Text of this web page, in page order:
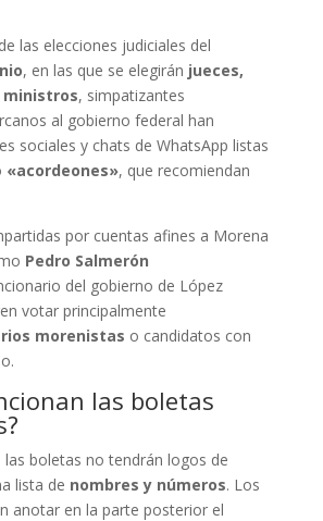
las elecciones judiciales del
, en las que se elegirán jueces,
, simpatizantes
al gobierno federal han
sociales y chats de WhatsApp listas
«acordeones», que recomiendan
por cuentas afines a Morena
Pedro Salmerón
del gobierno de López
votar principalmente
morenistas o candidatos con
las boletas
las boletas no tendrán logos de
lista de nombres y números. Los
anotar en la parte posterior el